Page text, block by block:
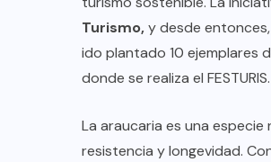
Turismo,y desde
ido plantado 10 ejemplares
donde se realiza el FESTURIS.
La araucaria es una
resistencia y longevidad.